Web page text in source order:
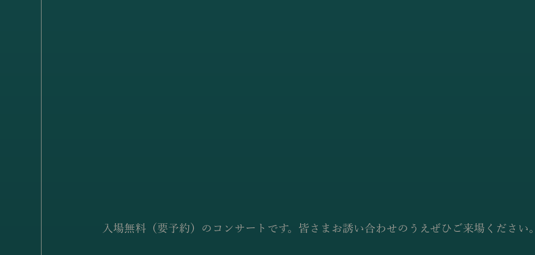
入場無料（要予約）のコンサートです。皆さまお誘い合わせのうえぜひご来場ください。